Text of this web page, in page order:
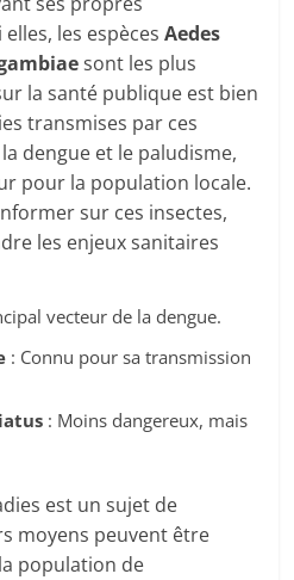
les espècesAedes
sont les plus
la santé publique est bien
transmises par ces
dengue et le paludisme,
pour la population locale.
sur ces insectes,
les enjeux sanitaires
vecteur de la dengue.
: Connu pour sa transmission
: Moins dangereux, mais
est un sujet de
moyens peuvent être
population de